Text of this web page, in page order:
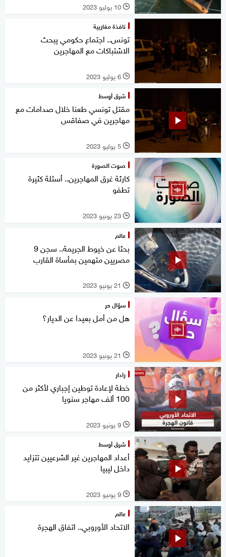
l 10 يوليو 2023
نافذة مغاربية
تونس.. اجتماع حكومي يبحث
الاشتباكات مع المهاجرين
l 6 يوليو 2023
شرق أوسط
مقتل تونسي طعنا خلال صدامات مع
مهاجرين في صفاقس
l 5 يوليو 2023
صوت الصورة
كارثة غرق المهاجرين.. أسئلة كثيرة
تطفو
l 23 يونيو 2023
عالم
بحثا عن خيوط الجريمة.. سجن 9
مصريين متهمين بمأساة القارب
l 21 يونيو 2023
سؤال حر
هل من أمل بعيدا عن الديار؟
l 21 يونيو 2023
رادار
خطة لإعادة توطين إجباري لأكثر من
100 ألف مهاجر سنويا
l 9 يونيو 2023
شرق أوسط
أعداد المهاجرين غير الشرعيين تتزايد
داخل ليبيا
l 9 يونيو 2023
عالم
الاتحاد الأوروبي.. اتفاق الهجرة